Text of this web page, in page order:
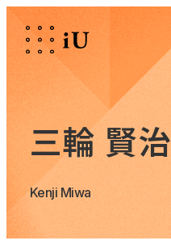
三輪 賢治
Kenji Miwa